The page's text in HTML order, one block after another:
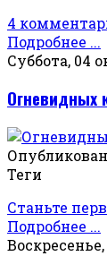
4
Подробнее ...
Суббота, 04
Огневидных
Теги
Станьте
Подробнее ...
Воскресенье,